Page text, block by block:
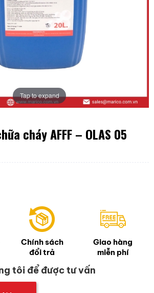
Tap to expand
cháy AFFF – OLAS 05
Chính sách
đổi trả
Giao hàng
miễn phí
tôi để được tư vấn